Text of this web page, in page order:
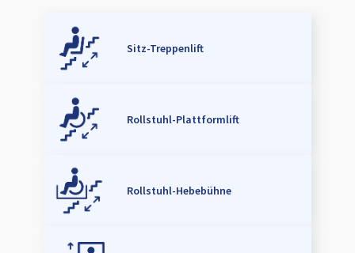
Sitz-Treppenlift
Rollstuhl-Plattformlift
Rollstuhl-Hebebühne